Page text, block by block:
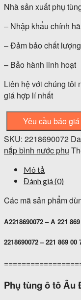
Nhà sản xuất phụ
– Nhập khẩu chính
– Đảm bảo chất
– Bảo hành linh hoạt
Liên hệ với chúng tôi
giá hợp lí nhất
Yêu cầu báo giá
SKU: 2218690072
nắp bình nước phụ
Mô tả
Đánh giá (0)
Các mã sản phẩm
A2218690072 – A 221
2218690072 – 221 869 00
Phụ tùng ô tô Âu